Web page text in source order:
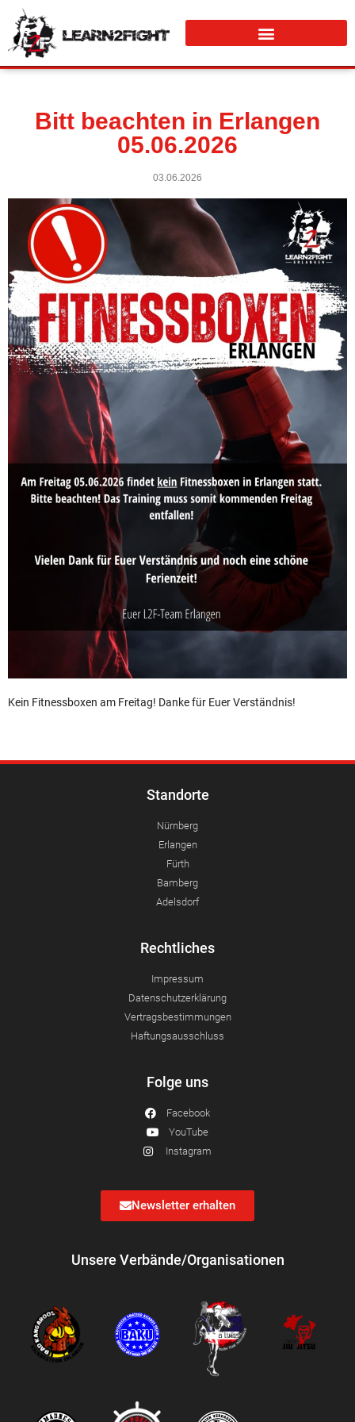
Bitt beachten in Erlangen
05.06.2026
03.06.2026
Kein Fitnessboxen am Freitag! Danke für Euer Verständnis!
Standorte
Nürnberg
Erlangen
Fürth
Bamberg
Adelsdorf
Rechtliches
Impressum
Datenschutzerklärung
Vertragsbestimmungen
Haftungsausschluss
Folge uns
Facebook
YouTube
Instagram
Newsletter erhalten
Unsere Verbände/Organisationen